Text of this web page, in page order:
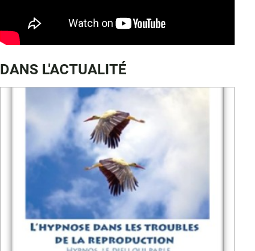
DANS L'ACTUALITÉ